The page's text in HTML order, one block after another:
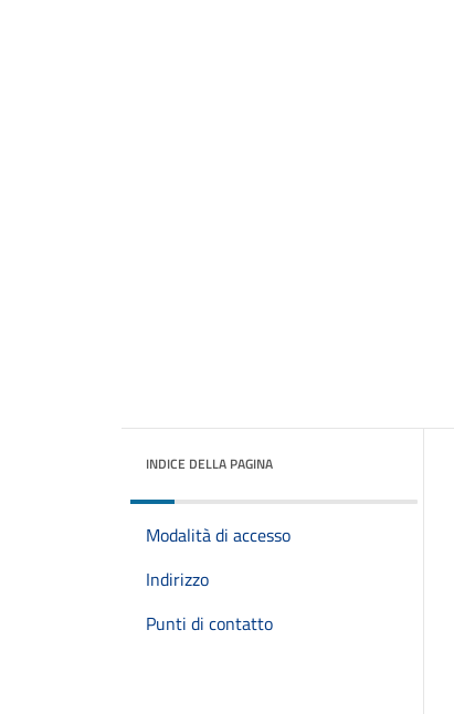
INDICE DELLA PAGINA
Modalità di accesso
Indirizzo
Punti di contatto